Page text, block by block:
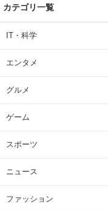
カテゴリ一覧
IT・科学
エンタメ
グルメ
ゲーム
スポーツ
ニュース
ファッション